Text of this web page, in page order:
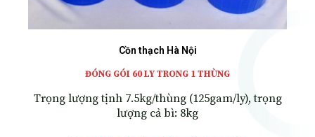
Cồn thạch Hà Nội
ĐÓNG GÓI 60 LY TRONG 1 THÙNG
Trọng lượng tịnh 7.5kg/thùng (125gam/ly), trọng
lượng cả bì: 8kg